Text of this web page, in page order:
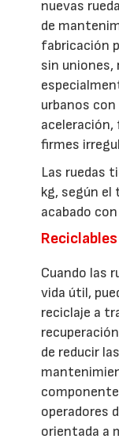
nuevas
de
fabricación
sin
urbanos
aceleración,
firmes
Las ruedas
kg, según el
acabado
Cuando las
vida útil,
reciclaje a
de reducir
operadores
orientada a